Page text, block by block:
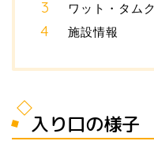
ワット・タム
施設情報
入り口の様子